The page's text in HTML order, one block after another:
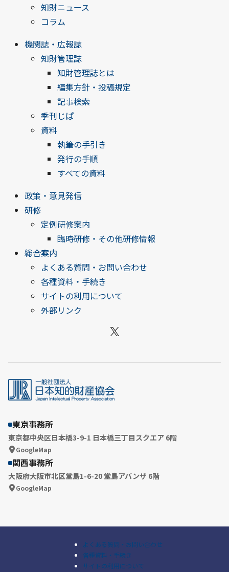
知財ニュース
コラム
機関誌・広報誌
知財管理誌
知財管理誌とは
編集方針・投稿規定
記事検索
季刊じぱ
資料
執筆の手引き
発行の手順
すべての資料
政策・意見発信
研修
定例研修案内
臨時研修・その他研修情報
総合案内
よくある質問・お問い合わせ
各種資料・手続き
サイトの利用について
外部リンク
X
東京事務所
東京都中央区日本橋3-9-1 日本橋三丁目スクエア 6階
GoogleMap
関西事務所
大阪府大阪市北区堂島1-6-20 堂島アバンザ 6階
GoogleMap
よくある質問・お問い合わせ
各種資料・手続き
サイトの利用について